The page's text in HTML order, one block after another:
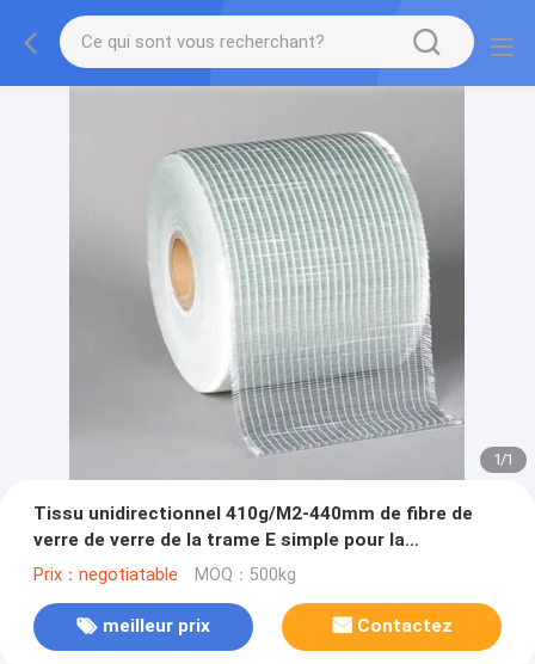
1/1
Tissu unidirectionnel 410g/M2-440mm de fibre de
verre de verre de la trame E simple pour la
couverture
Prix：negotiatable MOQ：500kg
meilleur prix Contactez